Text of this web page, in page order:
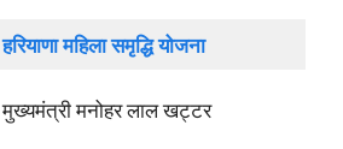
हरियाणा महिला समृद्धि योजना
मुख्यमंत्री मनोहर लाल खट्टर